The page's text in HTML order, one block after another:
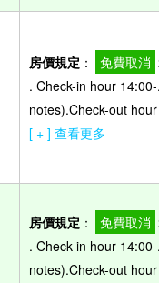
房價規定 ： 免費取消
. Check-in hour
notes).Check-out
[ + ] 查看更多
房價規定 ： 免費取消
. Check-in hour
notes).Check-out